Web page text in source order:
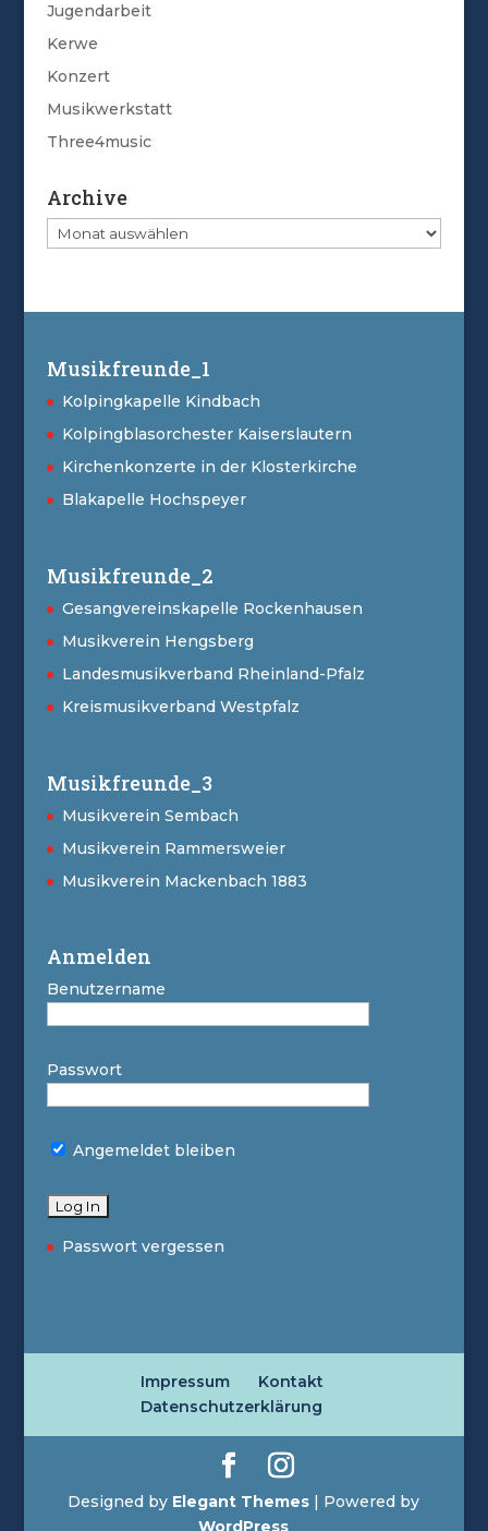
Jugendarbeit
Kerwe
Konzert
Musikwerkstatt
Three4music
Archive
Archive
Musikfreunde_1
Kolpingkapelle Kindbach
Kolpingblasorchester Kaiserslautern
Kirchenkonzerte in der Klosterkirche
Blakapelle Hochspeyer
Musikfreunde_2
Gesangvereinskapelle Rockenhausen
Musikverein Hengsberg
Landesmusikverband Rheinland-Pfalz
Kreismusikverband Westpfalz
Musikfreunde_3
Musikverein Sembach
Musikverein Rammersweier
Musikverein Mackenbach 1883
Anmelden
Benutzername
Passwort
Angemeldet bleiben
Passwort vergessen
Impressum
Kontakt
Datenschutzerklärung
Designed by Elegant Themes | Powered by
WordPress